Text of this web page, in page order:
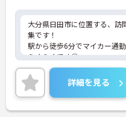
大分県日田市に位置する、訪
集です！
駅から徒歩6分でマイカー通
らくらくです◎
また、残業無しなのでワーク
ます☆
ご興味のある方には、面接対
に詳細をご案内しますのでお
い！
詳細を見る